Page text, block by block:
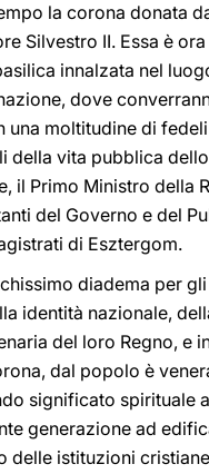
la corona donata
Silvestro II. Essa è
innalzata nel
dove
una moltitudine di
della vita pubblica
il Primo Ministro della
del Governo e del
di Esztergom.
diadema per
identità nazionale,
del loro Regno, e
dal popolo è
significato spirituale
generazione ad
delle istituzioni